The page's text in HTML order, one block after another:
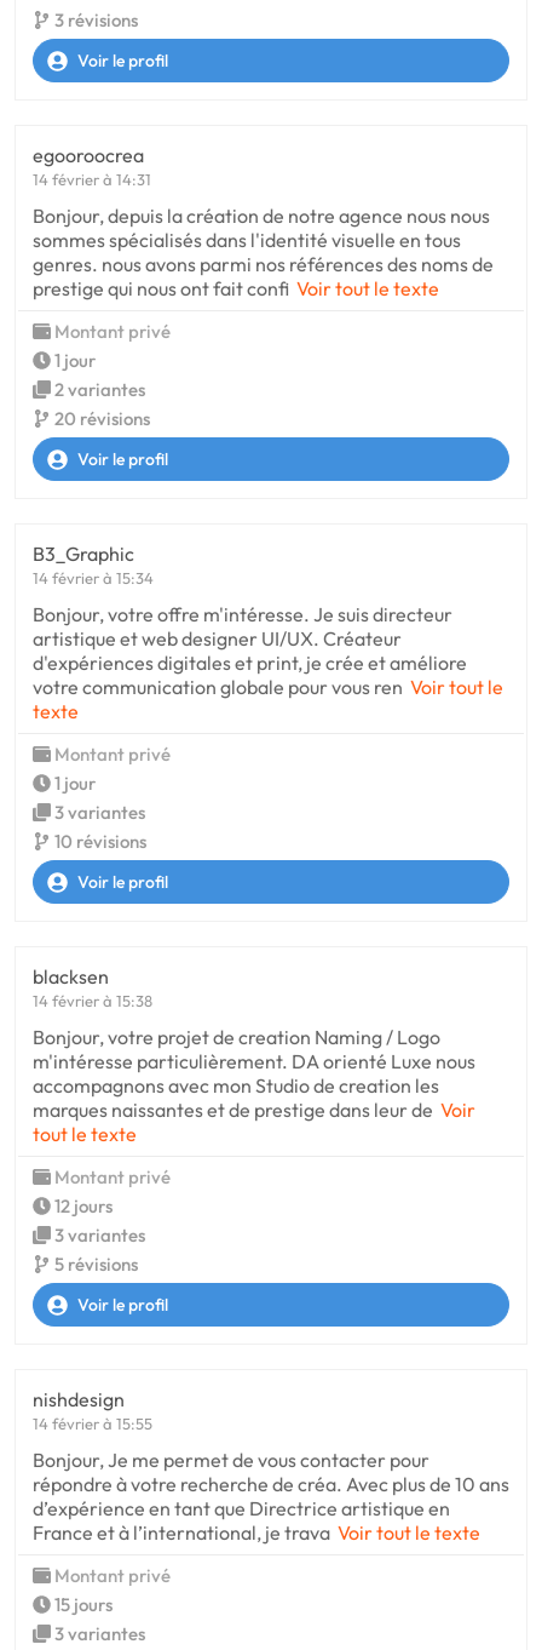
3 révisions
Voir le profil
egooroocrea
14 février à 14:31
Bonjour, depuis la création de notre agence nous nous
sommes spécialisés dans l'identité visuelle en tous
genres. nous avons parmi nos références des noms de
prestige qui nous ont fait confi Voir tout le texte
Montant privé
1 jour
2 variantes
20 révisions
Voir le profil
B3_Graphic
14 février à 15:34
Bonjour, votre offre m'intéresse. Je suis directeur
artistique et web designer UI/UX. Créateur
d'expériences digitales et print, je crée et améliore
votre communication globale pour vous ren Voir tout le
texte
Montant privé
1 jour
3 variantes
10 révisions
Voir le profil
blacksen
14 février à 15:38
Bonjour, votre projet de creation Naming / Logo
m'intéresse particulièrement. DA orienté Luxe nous
accompagnons avec mon Studio de creation les
marques naissantes et de prestige dans leur de Voir
tout le texte
Montant privé
12 jours
3 variantes
5 révisions
Voir le profil
nishdesign
14 février à 15:55
Bonjour, Je me permet de vous contacter pour
répondre à votre recherche de créa. Avec plus de 10 ans
d’expérience en tant que Directrice artistique en
France et à l’international, je trava Voir tout le texte
Montant privé
15 jours
3 variantes